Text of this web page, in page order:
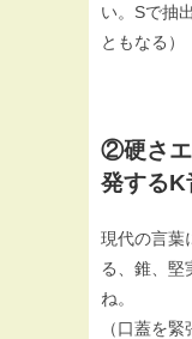
い。Sで抽
ともなる）
②硬さエ
発するK
現代の言葉
る、錐、堅
ね。
（口蓋を